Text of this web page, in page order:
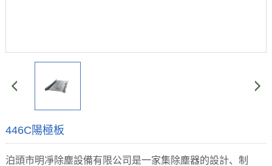
446C陽極板
泊頭市明凈除塵設備有限公司是一家集除塵器的設計、制